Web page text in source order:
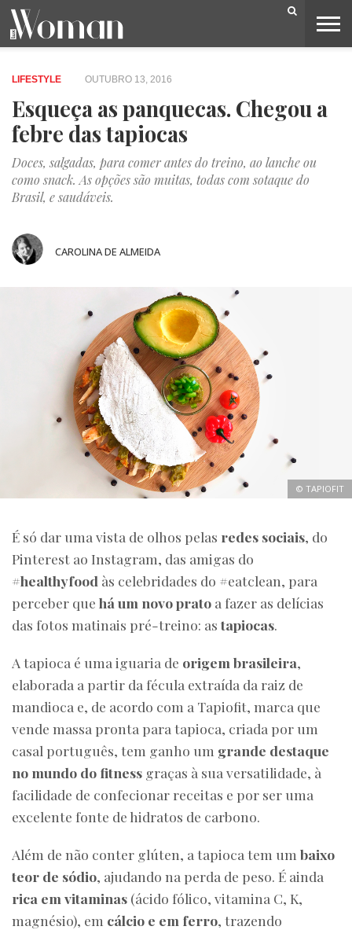
BELEZA
CAPA
LIFESTYLE
MODA
OPINIÃO
PESSOAS
SOCIEDADE
VIDEOS
LIFESTYLE OUTUBRO 13, 2016
Esqueça as panquecas. Chegou a
febre das tapiocas
Doces, salgadas, para comer antes do treino, ao lanche ou
como snack. As opções são muitas, todas com sotaque do
Brasil, e saudáveis.
CAROLINA DE ALMEIDA
© TAPIOFIT
É só dar uma vista de olhos pelas redes sociais, do
Pinterest ao Instagram, das amigas do
#healthyfood às celebridades do #eatclean, para
perceber que há um novo prato a fazer as delícias
das fotos matinais pré-treino: astapiocas.
A tapioca é uma iguaria de origem brasileira,
elaborada a partir da fécula extraída da raiz de
mandioca e, de acordo com a Tapiofit, marca que
vende massa pronta para tapioca, criada por um
casal português, tem ganho um grande destaque
no mundo do fitness graças à sua versatilidade, à
facilidade de confecionar receitas e por ser uma
excelente fonte de hidratos de carbono.
Além de não conter glúten, a tapioca tem um baixo
teor de sódio, ajudando na perda de peso. É ainda
rica em vitaminas (ácido fólico, vitamina C, K,
magnésio), em cálcio e em ferro, trazendo